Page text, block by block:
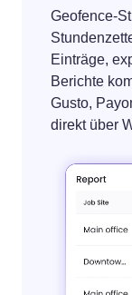
Geofence-
Einträge,
Berichte
Gusto,
direkt über